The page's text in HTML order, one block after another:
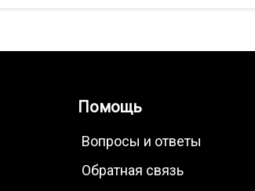
Помощь
Вопросы и ответы
Обратная связь